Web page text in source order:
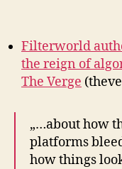
Filterworld
the reign of
The Verge
„…about how
platforms
how things